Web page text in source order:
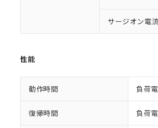
サージオン電
性能
動作時間 負荷
復帰時間 負荷